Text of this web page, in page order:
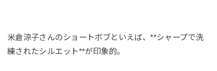
米倉涼子さんのショートボブといえば、**シャープで洗
練されたシルエット**が印象的。